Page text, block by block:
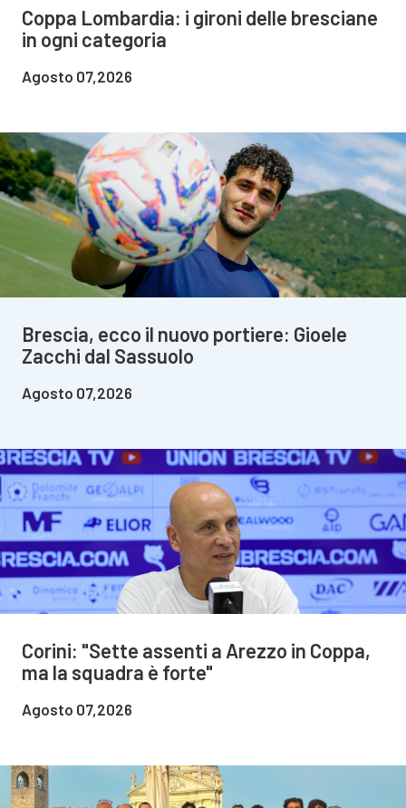
Coppa Lombardia: i gironi delle bresciane
in ogni categoria
Agosto 07,2026
Brescia, ecco il nuovo portiere: Gioele
Zacchi dal Sassuolo
Agosto 07,2026
Corini: "Sette assenti a Arezzo in Coppa,
ma la squadra è forte"
Agosto 07,2026